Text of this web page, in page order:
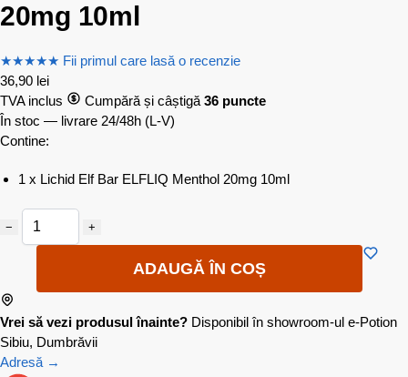
20mg 10ml
★★★★★ Fii primul care lasă o recenzie
36,90 lei
TVA inclus
Cumpără și câștigă 36 puncte
În stoc — livrare 24/48h (L-V)
Contine:
1 x Lichid Elf Bar ELFLIQ Menthol 20mg 10ml
− +
ADAUGĂ ÎN COȘ
Vrei să vezi produsul înainte? Disponibil în showroom-ul e-Potion
Sibiu, Dumbrăvii
Adresă →